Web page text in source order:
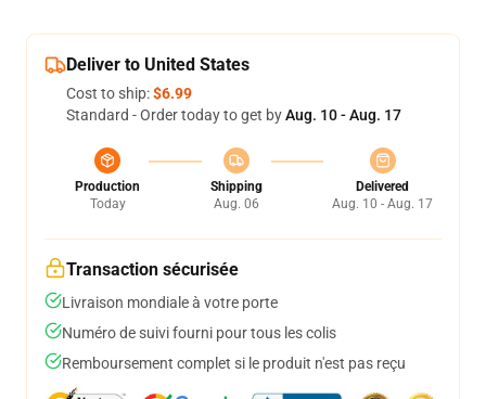
Deliver to United States
Cost to ship:$6.99
Standard - Order today to get byAug. 10 - Aug. 17
Production
Today
Shipping
Aug. 06
Delivered
Aug. 10 - Aug. 17
Transaction sécurisée
Livraison mondiale à votre porte
Numéro de suivi fourni pour tous les colis
Remboursement complet si le produit n'est pas reçu